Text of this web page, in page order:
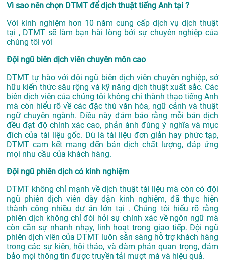
Vì sao nên chọn DTMT để dịch thuật tiếng Anh tại ?
Với kinh nghiệm hơn 10 năm cung cấp dịch vụdịch thuật
tại , DTMT sẽ làm bạn hài lòng bởi sự chuyên nghiệp của
chúng tôi với
Đội ngũ biên dịch viên chuyên môn cao
DTMT tự hào với đội ngũ biên dịch viên chuyên nghiệp, sở
hữu kiến thức sâu rộng và kỹ năng dịch thuật xuất sắc. Các
biên dịch viên của chúng tôi không chỉ thành thạo tiếng Anh
mà còn hiểu rõ về các đặc thù văn hóa, ngữ cảnh và thuật
ngữ chuyên ngành. Điều này đảm bảo rằng mỗi bản dịch
đều đạt độ chính xác cao, phản ánh đúng ý nghĩa và mục
đích của tài liệu gốc. Dù là tài liệu đơn giản hay phức tạp,
DTMT cam kết mang đến bản dịch chất lượng, đáp ứng
mọi nhu cầu của khách hàng.
Đội ngũ phiên dịch có kinh nghiệm
DTMT không chỉ mạnh về dịch thuật tài liệu mà còn có đội
ngũ phiên dịch viên dày dặn kinh nghiệm, đã thực hiện
thành công nhiều dự án lớn tại . Chúng tôi hiểu rõ rằng
phiên dịch không chỉ đòi hỏi sự chính xác về ngôn ngữ mà
còn cần sự nhanh nhạy, linh hoạt trong giao tiếp. Đội ngũ
phiên dịch viên của DTMT luôn sẵn sàng hỗ trợ khách hàng
trong các sự kiện, hội thảo, và đàm phán quan trọng, đảm
bảo mọi thông tin được truyền tải mượt mà và hiệu quả.